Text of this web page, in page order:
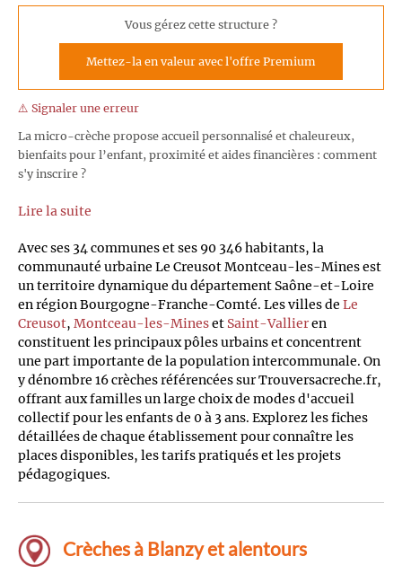
Vous gérez cette structure ?
Mettez-la en valeur avec l'offre Premium
⚠️ Signaler une erreur
La micro-crèche propose accueil personnalisé et chaleureux,
bienfaits pour l’enfant, proximité et aides financières : comment
s'y inscrire ?
Lire la suite
Avec ses 34 communes et ses 90 346 habitants, la
communauté urbaine Le Creusot Montceau-les-Mines est
un territoire dynamique du département Saône-et-Loire
en région Bourgogne-Franche-Comté. Les villes de Le
Creusot, Montceau-les-Mineset Saint-Vallieren
constituent les principaux pôles urbains et concentrent
une part importante de la population intercommunale. On
y dénombre 16 crèches référencées sur Trouversacreche.fr,
offrant aux familles un large choix de modes d'accueil
collectif pour les enfants de 0 à 3 ans. Explorez les fiches
détaillées de chaque établissement pour connaître les
places disponibles, les tarifs pratiqués et les projets
pédagogiques.
Crèches à Blanzy et alentours